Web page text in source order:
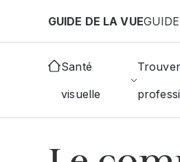
GUIDE DE LA VUE
Santé
visuelle
Accueil Choisir mon